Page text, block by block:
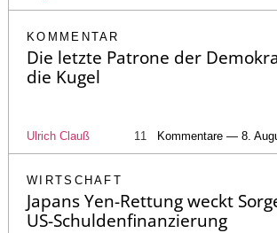
KOMMENTAR
Die letzte Patrone der
die Kugel
Ulrich Clauß 11 Kommentare — 8.
WIRTSCHAFT
Japans Yen-Rettung weckt
US-Schuldenfinanzierung